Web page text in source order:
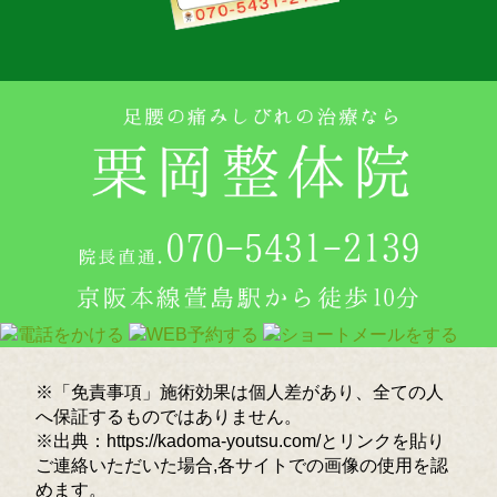
※「免責事項」施術効果は個人差があり、全ての人
へ保証するものではありません。
※出典：https://kadoma-youtsu.com/とリンクを貼り
ご連絡いただいた場合,各サイトでの画像の使用を認
めます。